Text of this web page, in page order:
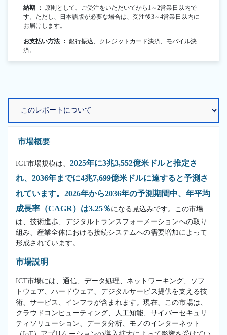
納期 ： 原則として、ご受注をいただいてから1～2営業日以内で
す。ただし、日本語版が必要な場合は、受注後3～4営業日以内に
お届けします。
お支払い方法 ： 銀行振込、クレジットカード決済、モバイル決
済。
市場概要
ICT市場規模は、 2025年に3兆3,552億米ドルと推定さ
れ、2036年までに4兆7,699億米ドルに達すると予測さ
れています。2026年から2036年の予測期間中、年平均
成長率（CAGR）は3.25％ になる見込みです。この市場
は、技術進歩、デジタルトランスフォーメーションへの取り
組み、産業全体における接続システムへの需要増加によって
形成されています。
市場説明
ICT市場には、通信、データ処理、ネットワーキング、ソフ
トウェア、ハードウェア、デジタルサービス提供を支える技
術、サービス、インフラが含まれます。現在、この市場は、
クラウドコンピューティング、人工知能、サイバーセキュリ
ティソリューション、データ分析、モノのインターネット